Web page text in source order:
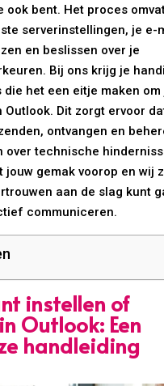
ook bent. Het proces
serverinstellingen, je e-
en beslissen over je
Bij ons krijg je
het een eitje maken om
Outlook. Dit zorgt ervoor
ontvangen en
over technische
jouw gemak voorop en wij
aan de slag kunt
communiceren.
instellen of
Outlook: Een
handleiding